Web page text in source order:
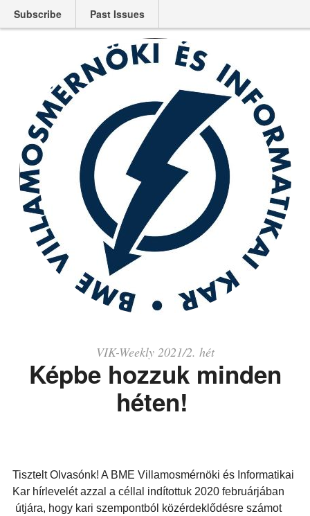
Subscribe Past Issues
VIK-Weekly 2021/2. hét
Képbe hozzuk minden
héten!
Tisztelt Olvasónk! A BME Villamosmérnöki és Informatikai
Kar hírlevelét azzal a céllal indítottuk 2020 februárjában
útjára, hogy kari szempontból közérdeklődésre számot